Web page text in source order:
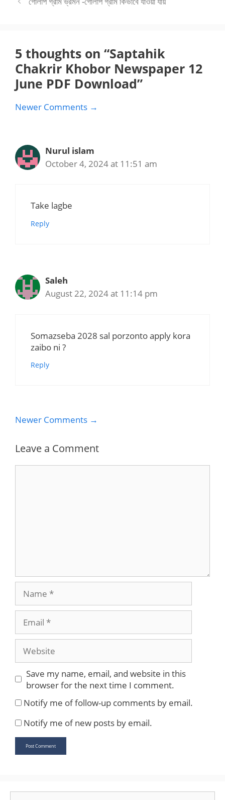
5 thoughts on “Saptahik
Chakrir Khobor Newspaper 12
June PDF Download”
Comment
Newer Comments →
Nurul islam
October 4, 2024 at 11:51 am
Take lagbe
Reply
Saleh
August 22, 2024 at 11:14 pm
Somazseba 2028 sal porzonto apply kora
zaibo ni ?
Reply
Comment
Newer Comments →
Leave a Comment
Save my name, email, and website in this
browser for the next time I comment.
Notify me of follow-up comments by email.
Notify me of new posts by email.